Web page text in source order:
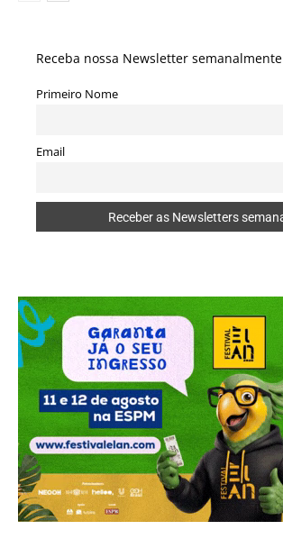
Receba nossa Newsletter semanalmente
Primeiro Nome
Email